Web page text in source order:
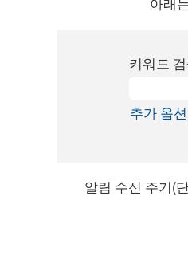
아래
키워드
추가 옵
알림 수신 주기(